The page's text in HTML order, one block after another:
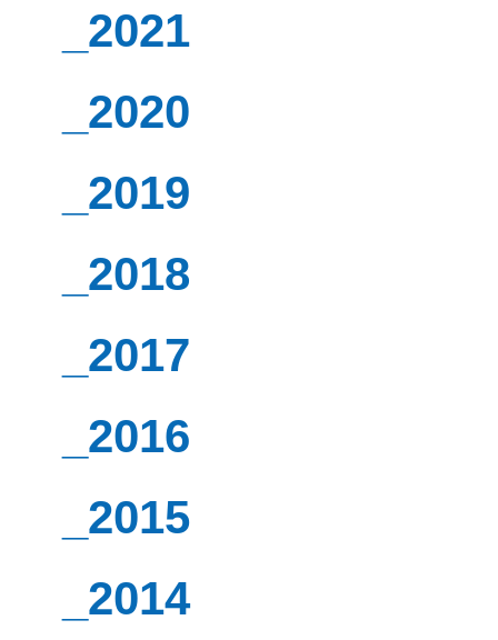
_2021
_2020
_2019
_2018
_2017
_2016
_2015
_2014